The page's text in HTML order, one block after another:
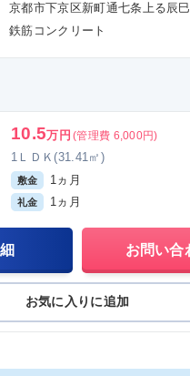
京都市下京区新町通七条上る辰
鉄筋コンクリート
10.5万円 (管理費 6,000円)
1ＬＤＫ(31.41㎡)
敷金 1ヵ月
礼金 1ヵ月
お問い合
お気に入りに追加